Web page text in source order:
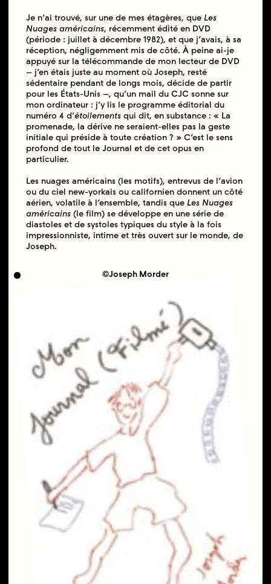
Je n’ai trouvé, sur une de mes étagères, que Les
Nuages américains, récemment édité en DVD
(période : juillet à décembre 1982), et que j’avais, à sa
réception, négligemment mis de côté. À peine ai-je
appuyé sur la télécommande de mon lecteur de DVD
– j’en étais juste au moment où Joseph, resté
sédentaire pendant de longs mois, décide de partir
pour les États-Unis –, qu’un mail du CJC sonne sur
mon ordinateur : j’y lis le programme éditorial du
numéro 4 d’étoilementsqui dit, en substance : « La
promenade, la dérive ne seraient-elles pas la geste
initiale qui préside à toute création ? » C’est le sens
profond de tout le Journal et de cet opus en
particulier.
Les nuages américains (les motifs), entrevus de l’avion
ou du ciel new-yorkais ou californien donnent un côté
aérien, volatile à l’ensemble, tandis que Les Nuages
américains(le film) se développe en une série de
diastoles et de systoles typiques du style à la fois
impressionniste, intime et très ouvert sur le monde, de
Joseph.
©Joseph Morder